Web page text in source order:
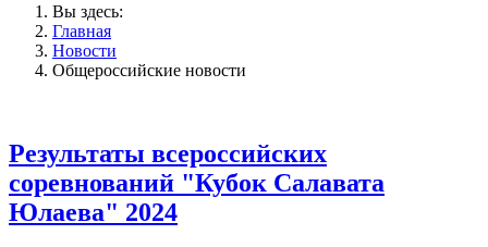
Вы здесь:
Главная
Новости
Общероссийские новости
Результаты всероссийских
соревнований "Кубок Салавата
Юлаева" 2024